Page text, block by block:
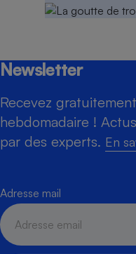
Newsletter
Recevez
hebdomadaire !
par des experts. En
Adresse mail